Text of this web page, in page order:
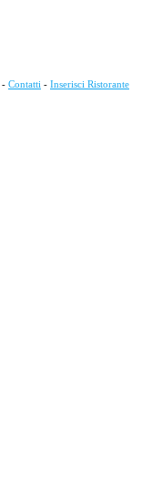
- Contatti - Inserisci Ristorante